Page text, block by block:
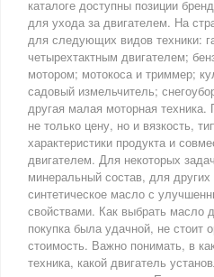
каталоге доступны позиции
для ухода за двигателем. На
для следующих видов техники:
четырехтактным двигателем;
мотором; мотокоса и триммер;
садовый измельчитель;
другая малая моторная техника.
не только цену, но и вязкость,
характеристики продукта и
двигателем. Для некоторых
минеральный состав, для
синтетическое масло с
свойствами. Как выбрать масло
покупка была удачной, не стоит
стоимость. Важно понимать, в
техника, какой двигатель